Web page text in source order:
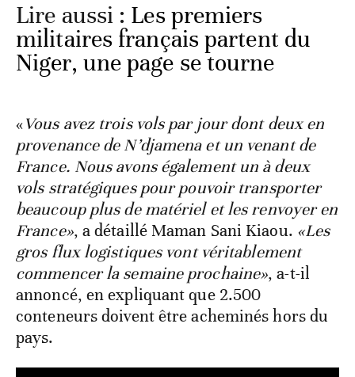
Lire aussi : Les premiers
militaires français partent du
Niger, une page se tourne
«Vous avez trois vols par jour dont deux en
provenance de N’djamena et un venant de
France. Nous avons également un à deux
vols stratégiques pour pouvoir transporter
beaucoup plus de matériel et les renvoyer en
France», a détaillé Maman Sani Kiaou. «Les
gros flux logistiques vont véritablement
commencer la semaine prochaine», a-t-il
annoncé, en expliquant que 2.500
conteneurs doivent être acheminés hors du
pays.